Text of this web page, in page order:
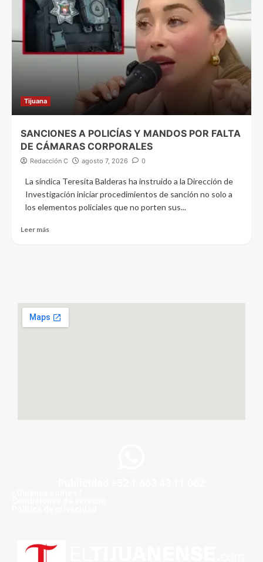
Tijuana
SANCIONES A POLICÍAS Y MANDOS POR FALTA
DE CÁMARAS CORPORALES
Redacción C agosto 7, 2026 0
La síndica Teresita Balderas ha instruido a la Dirección de
Investigación iniciar procedimientos de sanción no solo a
los elementos policiales que no porten sus...
Leer más